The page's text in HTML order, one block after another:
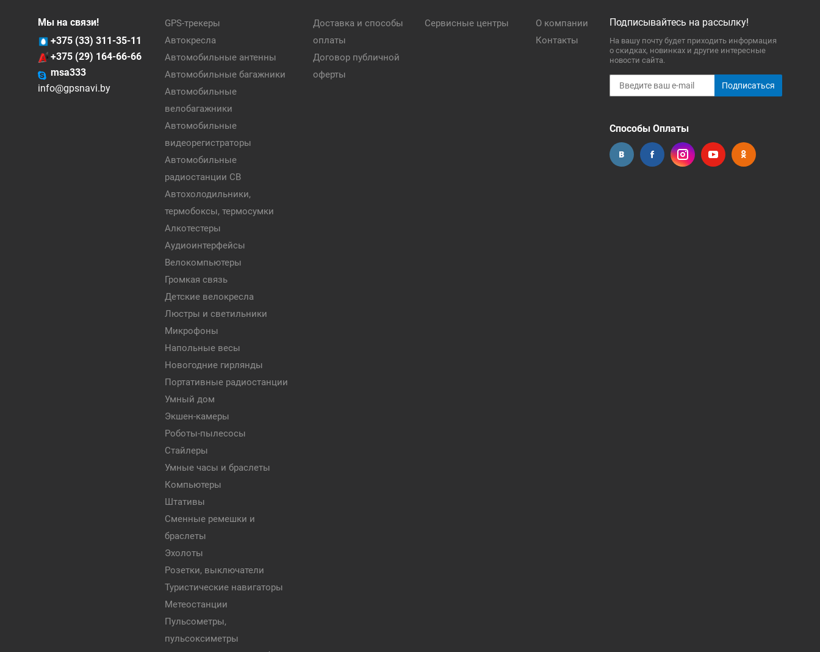
Мы на связи!
+375 (33) 311-35-11
+375 (29) 164-66-66
msa333
info@gpsnavi.by
GPS-трекеры
Автокресла
Автомобильные антенны
Автомобильные багажники
Автомобильные
велобагажники
Автомобильные
видеорегистраторы
Автомобильные
радиостанции CB
Автохолодильники,
термобоксы, термосумки
Алкотестеры
Аудиоинтерфейсы
Велокомпьютеры
Громкая связь
Детские велокресла
Люстры и светильники
Микрофоны
Напольные весы
Новогодние гирлянды
Портативные радиостанции
Умный дом
Экшен-камеры
Роботы-пылесосы
Стайлеры
Умные часы и браслеты
Компьютеры
Штативы
Сменные ремешки и
браслеты
Эхолоты
Розетки, выключатели
Туристические навигаторы
Метеостанции
Пульсометры,
пульсоксиметры
Доставка и способы
оплаты
Договор публичной
оферты
Сервисные центры
О компании
Контакты
Подписывайтесь на рассылку!
На вашу почту будет приходить информация
о скидках, новинках и другие интересные
новости сайта.
Подписаться
Способы Оплаты